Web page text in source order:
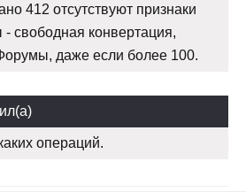
412 отсутствуют признаки
свободная конвертация,
даже если более 100.
операций.